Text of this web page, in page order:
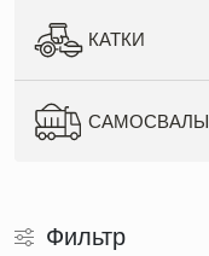
КАТКИ
САМОСВАЛЫ
Фильтр